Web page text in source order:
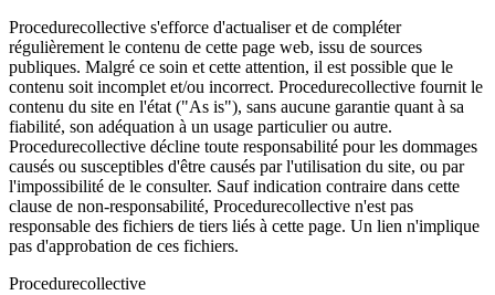
Procedurecollective s'efforce d'actualiser et de compléter
régulièrement le contenu de cette page web, issu de sources
publiques. Malgré ce soin et cette attention, il est possible que le
contenu soit incomplet et/ou incorrect. Procedurecollective fournit le
contenu du site en l'état ("As is"), sans aucune garantie quant à sa
fiabilité, son adéquation à un usage particulier ou autre.
Procedurecollective décline toute responsabilité pour les dommages
causés ou susceptibles d'être causés par l'utilisation du site, ou par
l'impossibilité de le consulter. Sauf indication contraire dans cette
clause de non-responsabilité, Procedurecollective n'est pas
responsable des fichiers de tiers liés à cette page. Un lien n'implique
pas d'approbation de ces fichiers.
Procedurecollective